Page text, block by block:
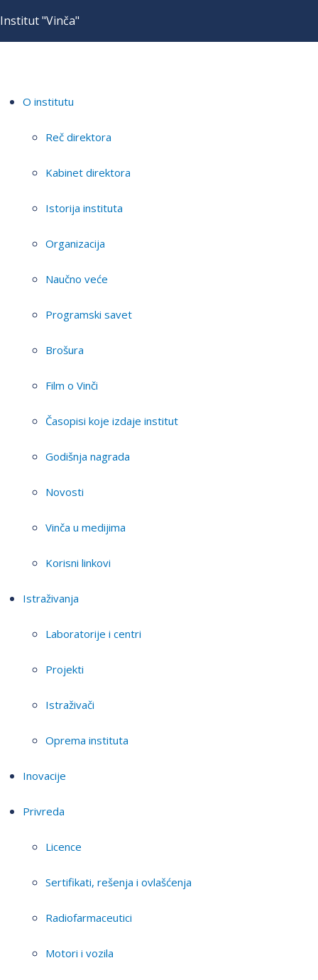
Institut "Vinča"
O institutu
Reč direktora
Kabinet direktora
Istorija instituta
Organizacija
Naučno veće
Programski savet
Brošura
Film o Vinči
Časopisi koje izdaje institut
Godišnja nagrada
Novosti
Vinča u medijima
Korisni linkovi
Istraživanja
Laboratorije i centri
Projekti
Istraživači
Oprema instituta
Inovacije
Privreda
Licence
Sertifikati, rešenja i ovlašćenja
Radiofarmaceutici
Motori i vozila